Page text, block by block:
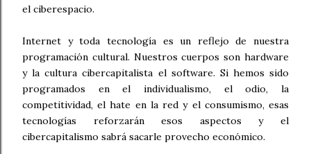
el ciberespacio.
Internet y toda tecnología es un reflejo de nuestra
programación cultural. Nuestros cuerpos son hardware
y la cultura cibercapitalista el software. Si hemos sido
programados en el individualismo, el odio, la
competitividad, el hate en la red y el consumismo, esas
tecnologías reforzarán esos aspectos y el
cibercapitalismo sabrá sacarle provecho económico.